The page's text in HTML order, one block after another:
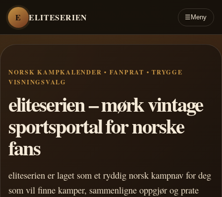
E ELITESERIEN ☰ Meny
NORSK KAMPKALENDER • FANPRAT • TRYGGE
VISNINGSVALG
eliteserien – mørk vintage
sportsportal for norske
fans
eliteserien er laget som et ryddig norsk kampnav for deg
som vil finne kamper, sammenligne oppgjør og prate